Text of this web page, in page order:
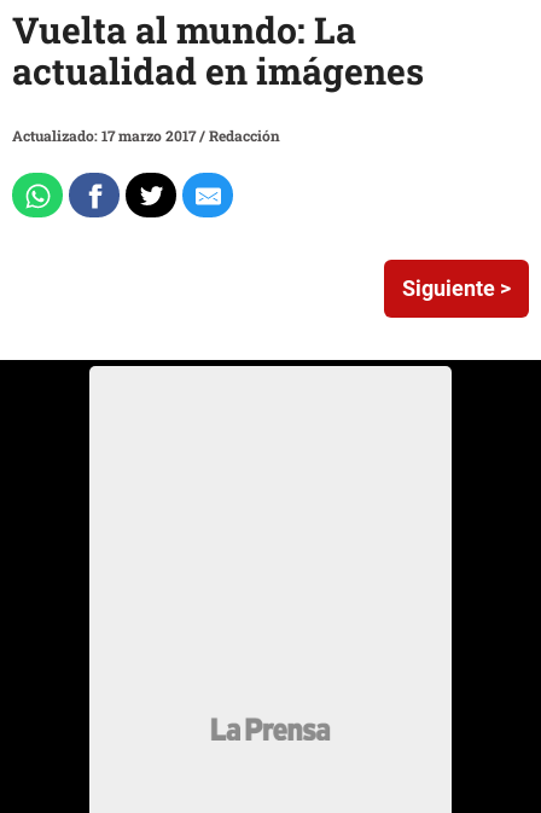
Vuelta al mundo: La
actualidad en imágenes
Actualizado: 17 marzo 2017/Redacción
Siguiente >